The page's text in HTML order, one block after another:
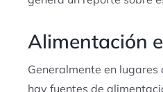
Alimentación
Generalmente en lugares
hay fuentes de